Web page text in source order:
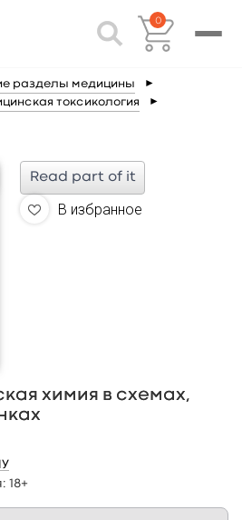
0
разделы медицины ►
токсикология ►
Read part of it
В избранное
химия в схемах,
18+